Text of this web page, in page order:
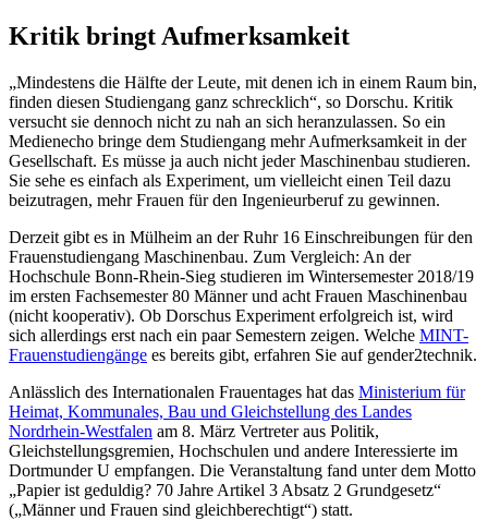
Kritik bringt Aufmerksamkeit
„Mindestens die Hälfte der Leute, mit denen ich in einem Raum bin,
finden diesen Studiengang ganz schrecklich“, so Dorschu. Kritik
versucht sie dennoch nicht zu nah an sich heranzulassen. So ein
Medienecho bringe dem Studiengang mehr Aufmerksamkeit in der
Gesellschaft. Es müsse ja auch nicht jeder Maschinenbau studieren.
Sie sehe es einfach als Experiment, um vielleicht einen Teil dazu
beizutragen, mehr Frauen für den Ingenieurberuf zu gewinnen.
Derzeit gibt es in Mülheim an der Ruhr 16 Einschreibungen für den
Frauenstudiengang Maschinenbau. Zum Vergleich: An der
Hochschule Bonn-Rhein-Sieg studieren im Wintersemester 2018/19
im ersten Fachsemester 80 Männer und acht Frauen Maschinenbau
(nicht kooperativ). Ob Dorschus Experiment erfolgreich ist, wird
sich allerdings erst nach ein paar Semestern zeigen. Welche MINT-
Frauenstudiengänge es bereits gibt, erfahren Sie auf gender2technik.
Anlässlich des Internationalen Frauentages hat das Ministerium für
Heimat, Kommunales, Bau und Gleichstellung des Landes
Nordrhein-Westfalen am 8. März Vertreter aus Politik,
Gleichstellungsgremien, Hochschulen und andere Interessierte im
Dortmunder U empfangen. Die Veranstaltung fand unter dem Motto
„Papier ist geduldig? 70 Jahre Artikel 3 Absatz 2 Grundgesetz“
(„Männer und Frauen sind gleichberechtigt“) statt.